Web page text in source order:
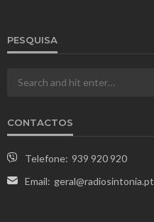
PESQUISA
CONTACTOS
Telefone: 939 920 920
Email: geral@radiosintonia.pt